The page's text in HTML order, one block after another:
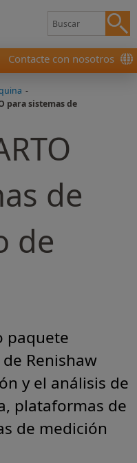
Contacte con nosotros
-
para sistemas de
de
de
paquete
Renishaw
y el análisis de
plataformas de
de medición